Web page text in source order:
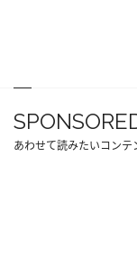
あわせて読みたいコンテ